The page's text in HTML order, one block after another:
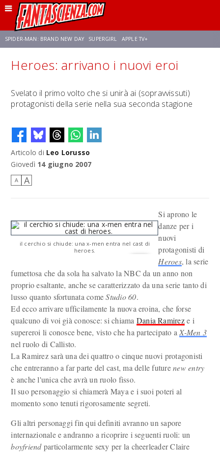
SPIDER-MAN: BRAND NEW DAY SUPERGIRL APPLE TV+
FRANCO RICCIARDIELLO ZENDAYA STAR TREK AVENGERS: DOOMSDAY
NETFLIX SADIE SINK STAR TREK: STRANGE NEW WORLDS
Heroes: arrivano i nuovi eroi
Svelato il primo volto che si unirà ai (sopravvissuti)
protagonisti della serie nella sua seconda stagione
Articolo di Leo Lorusso
Giovedì 14 giugno 2007
A A
il cerchio si chiude: una x-men entra nel cast di
heroes.
Si aprono le
danze per i
nuovi
protagonisti di
Heroes, la serie
fumettosa che da sola ha salvato la NBC da un anno non
proprio esaltante, anche se caratterizzato da una serie tanto di
lusso quanto sfortunata comeStudio 60.
Ed ecco arrivare ufficilamente la nuova eroina, che forse
qualcuno di voi già conosce: si chiama Dania Ramireze i
supereroi li conosce bene, visto che ha partecipato a X-Men 3
nel ruolo di Callisto.
La Ramirez sarà una dei quattro o cinque nuovi protagonisti
che entreranno a far parte del cast, ma delle futurenew entry
è anche l'unica che avrà un ruolo fisso.
Il suo personaggio si chiamerà Maya e i suoi poteri al
momento sono tenuti rigorosamente segreti.
Gli altri personaggi fin qui definiti avranno un sapore
internazionale e andranno a ricoprire i seguenti ruoli: un
boyfriendparticolarmente sexy per la cheerleader Claire